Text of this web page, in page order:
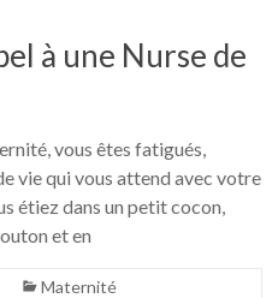
à une Nurse de
vous êtes fatigués,
vie qui vous attend avec votre
étiez dans un petit cocon,
et en
Maternité